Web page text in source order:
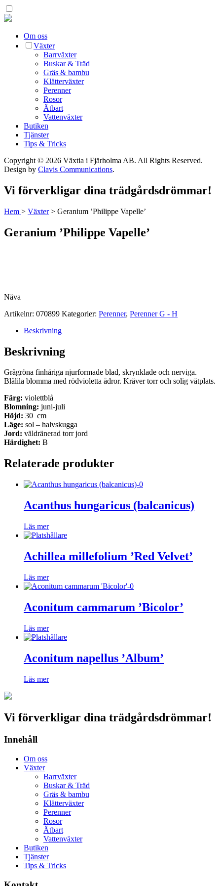
Om oss
Växter
Barrväxter
Buskar & Träd
Gräs & bambu
Klätterväxter
Perenner
Rosor
Ätbart
Vattenväxter
Butiken
Tjänster
Tips & Tricks
Copyright © 2026 Växtia i Fjärholma AB. All Rights Reserved.
Design by Clavis Communications.
Vi förverkligar dina trädgårdsdrömmar!
Hem > Växter> Geranium ’Philippe Vapelle’
Geranium ’Philippe Vapelle’
Näva
Artikelnr: 070899 Kategorier: Perenner, Perenner G - H
Beskrivning
Beskrivning
Grågröna finhåriga njurformade blad, skrynklade och nerviga.
Blålila blomma med rödvioletta ådror. Kräver torr och solig vätplats.
Färg: violettblå
Blomning: juni-juli
Höjd: 30 cm
Läge: sol – halvskugga
Jord: väldränerad torr jord
Härdighet: B
Relaterade produkter
Acanthus hungaricus (balcanicus)
Läs mer
Achillea millefolium ’Red Velvet’
Läs mer
Aconitum cammarum ’Bicolor’
Läs mer
Aconitum napellus ’Album’
Läs mer
Vi förverkligar dina trädgårdsdrömmar!
Innehåll
Om oss
Växter
Barrväxter
Buskar & Träd
Gräs & bambu
Klätterväxter
Perenner
Rosor
Ätbart
Vattenväxter
Butiken
Tjänster
Tips & Tricks